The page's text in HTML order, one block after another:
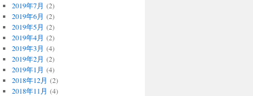
2019年7月 (2)
2019年6月 (2)
2019年5月 (2)
2019年4月 (2)
2019年3月 (4)
2019年2月 (2)
2019年1月 (4)
2018年12月 (2)
2018年11月 (4)